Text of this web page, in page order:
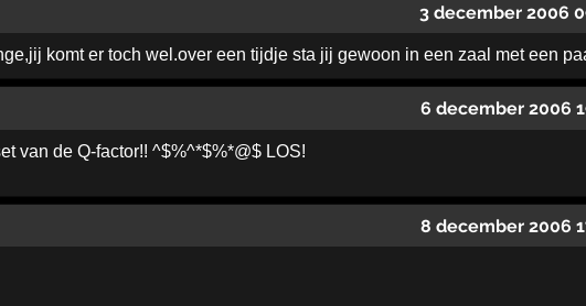
3 december 2006
komt er toch wel.over een tijdje sta jij gewoon in een zaal met een
6 december 2006
van de Q-factor!! ^$%^*$%*@$ LOS!
8 december 2006